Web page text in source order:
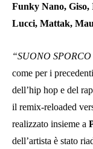
Funky Nano, Giso,
Lucci, Mattak,
“SUONO SPORCO
come per i
dell’hip hop e del
il remix-reloaded
realizzato insieme a
dell’artista è stato